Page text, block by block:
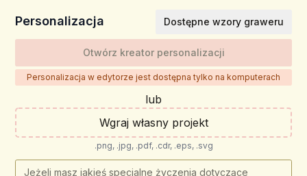
Personalizacja Dostępne wzory graweru
Otwórz kreator personalizacji
Personalizacja w edytorze jest dostępna tylko na komputerach
lub
Wgraj własny projekt
.png, .jpg, .pdf, .cdr, .eps, .svg